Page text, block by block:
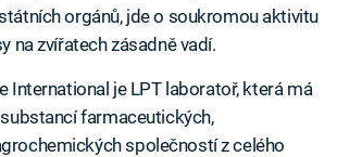
orgánů, jde o soukromou aktivitu
na zvířatech zásadně vadí.
International je LPT laboratoř, která má
farmaceutických,
společností z celého